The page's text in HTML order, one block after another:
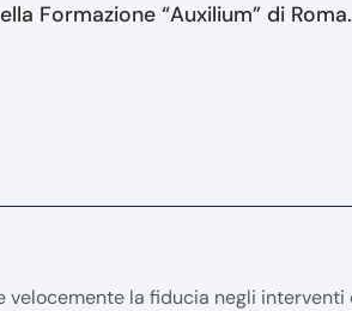
Formazione “Auxilium” di Roma.